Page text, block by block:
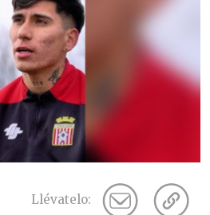
Llévatelo: